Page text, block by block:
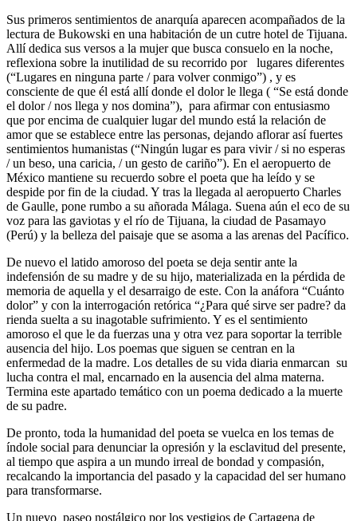
Sus primeros sentimientos de anarquía aparecen acompañados de la
lectura de Bukowski en una habitación de un cutre hotel de Tijuana.
Allí dedica sus versos a la mujer que busca consuelo en la noche,
reflexiona sobre la inutilidad de su recorrido por lugares diferentes
(“Lugares en ninguna parte / para volver conmigo”) , y es
consciente de que él está allí donde el dolor le llega ( “Se está donde
el dolor / nos llega y nos domina”), para afirmar con entusiasmo
que por encima de cualquier lugar del mundo está la relación de
amor que se establece entre las personas, dejando aflorar así fuertes
sentimientos humanistas (“Ningún lugar es para vivir / si no esperas
/ un beso, una caricia, / un gesto de cariño”). En el aeropuerto de
México mantiene su recuerdo sobre el poeta que ha leído y se
despide por fin de la ciudad. Y tras la llegada al aeropuerto Charles
de Gaulle, pone rumbo a su añorada Málaga. Suena aún el eco de su
voz para las gaviotas y el río de Tijuana, la ciudad de Pasamayo
(Perú) y la belleza del paisaje que se asoma a las arenas del Pacífico.
De nuevo el latido amoroso del poeta se deja sentir ante la
indefensión de su madre y de su hijo, materializada en la pérdida de
memoria de aquella y el desarraigo de este. Con la anáfora “Cuánto
dolor” y con la interrogación retórica “¿Para qué sirve ser padre? da
rienda suelta a su inagotable sufrimiento. Y es el sentimiento
amoroso el que le da fuerzas una y otra vez para soportar la terrible
ausencia del hijo. Los poemas que siguen se centran en la
enfermedad de la madre. Los detalles de su vida diaria enmarcan su
lucha contra el mal, encarnado en la ausencia del alma materna.
Termina este apartado temático con un poema dedicado a la muerte
de su padre.
De pronto, toda la humanidad del poeta se vuelca en los temas de
índole social para denunciar la opresión y la esclavitud del presente,
al tiempo que aspira a un mundo irreal de bondad y compasión,
recalcando la importancia del pasado y la capacidad del ser humano
para transformarse.
Un nuevo paseo nostálgico por los vestigios de Cartagena de